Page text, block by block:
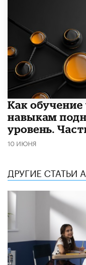
​Как
навыкам
уровень.
10 ИЮНЯ
ДРУГИЕ СТАТЬИ